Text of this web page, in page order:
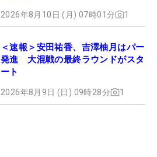
2026年8月10日 (月) 07時01分 1
＜速報＞安田祐香、吉澤柚月はパー
発進 大混戦の最終ラウンドがスタ
ート
2026年8月9日 (日) 09時28分 1